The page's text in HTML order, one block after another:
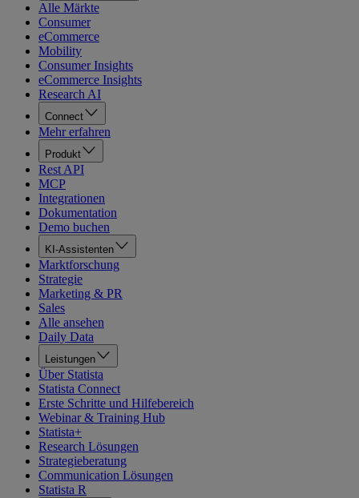
Alle Märkte
Consumer
eCommerce
Mobility
Consumer Insights
eCommerce Insights
Research AI
Connect
Mehr erfahren
Produkt
Rest API
MCP
Integrationen
Dokumentation
Demo buchen
KI-Assistenten
Marktforschung
Strategie
Marketing & PR
Sales
Alle ansehen
Daily Data
Leistungen
Über Statista
Statista Connect
Erste Schritte und Hilfebereich
Webinar & Training Hub
Statista+
Research Lösungen
Strategieberatung
Communication Lösungen
Statista R